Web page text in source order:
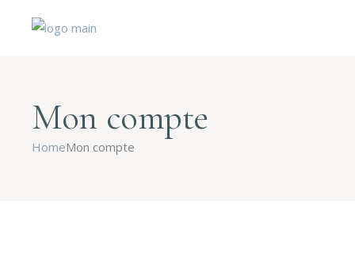
Mon compte
HomeMon compte